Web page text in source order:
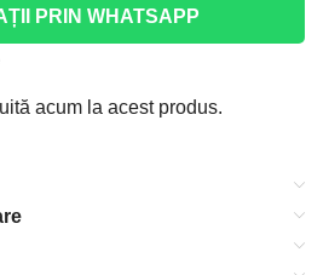
PRIN WHATSAPP
acum la acest produs.